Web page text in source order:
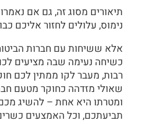
תיאורים מסוג זה, גם אם
נימוס, עלולים לחזור אליכם
אלא ששיחות עם חברות
רבות, מעבר לקו ממתין לכם
שאולי מזדהה כחוקר מטעם
ומטרתו היא אחת – להשיג
תביעתכם, וכל האמצעים